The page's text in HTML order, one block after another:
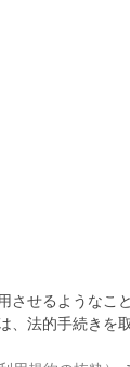
させるようなこ
法的手続きを